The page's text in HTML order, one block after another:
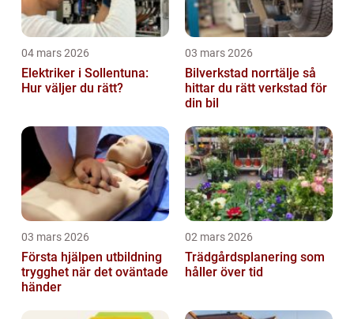
04 mars 2026
Elektriker i Sollentuna:
Hur väljer du rätt?
03 mars 2026
Bilverkstad norrtälje så
hittar du rätt verkstad för
din bil
03 mars 2026
Första hjälpen utbildning
trygghet när det oväntade
händer
02 mars 2026
Trädgårdsplanering som
håller över tid